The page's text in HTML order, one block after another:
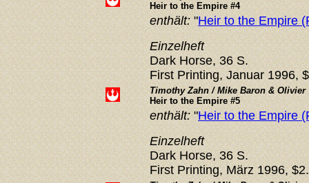
Heir to the Empire #4
enthält:"Heir to the Empire
Einzelheft
Dark Horse, 36 S.
First Printing, Januar 1996,
Timothy Zahn / Mike Baron & Olivier
Heir to the Empire #5
enthält:"Heir to the Empire
Einzelheft
Dark Horse, 36 S.
First Printing, März 1996,